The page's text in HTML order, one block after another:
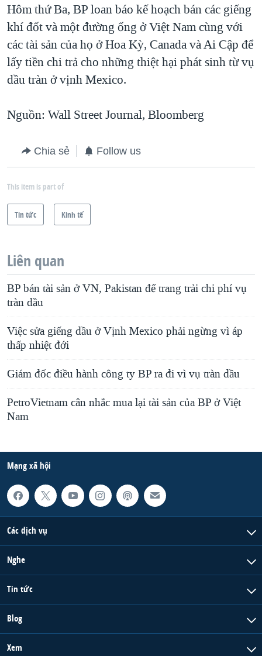
THỂ THAO
GIÁO DỤC
CHI PHÍ CHIẾN TRANH AFGHANISTAN
CÁC GIÁ TRỊ CỘNG HÒA Ở VIỆT NAM
THƯỢNG ĐỈNH TRUMP-KIM TẠI VIỆT NAM
TRỊNH VĨNH BÌNH VS. CHÍNH PHỦ VIỆT NAM
QUAN HỆ VIỆT MỸ
Hôm thứ Ba, BP loan báo kế hoạch bán các giếng
khí đốt và một đường ống ở Việt Nam cùng với
các tài sản của họ ở Hoa Kỳ, Canada và Ai Cập để
lấy tiền chi trả cho những thiệt hại phát sinh từ vụ
dầu tràn ở vịnh Mexico.
Nguồn: Wall Street Journal, Bloomberg
Chia sẻ Follow us
This item is part of
Tin tức Kinh tế
Liên quan
BP bán tài sản ở VN, Pakistan để trang trải chi phí vụ
tràn dầu
Việc sửa giếng dầu ở Vịnh Mexico phải ngừng vì áp
thấp nhiệt đới
Giám đốc điều hành công ty BP ra đi vì vụ tràn dầu
PetroVietnam cân nhắc mua lại tài sản của BP ở Việt
Nam
Mạng xã hội
Các dịch vụ
Nghe
Tin tức
Blog
Xem